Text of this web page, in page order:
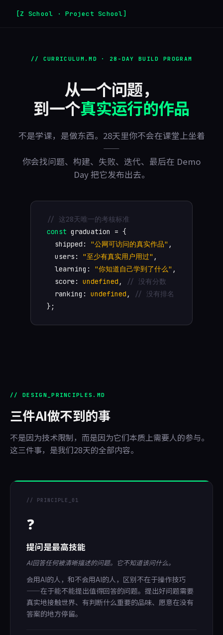
[Z School · Project School]
// CURRICULUM.MD · 28-DAY BUILD PROGRAM
从一个问题，
到一个真实运行的作品
不是学课，是做东西。28天里你不会在课堂上坐着
——
你会找问题、构建、失败、迭代、最后在 Demo
Day 把它发布出去。
// 这28天唯一的考核标准
const graduation = {
shipped: "公网可访问的真实作品" ,
users: "至少有真实用户用过" ,
learning: "你知道自己学到了什么" ,
score: undefined ,
// 没有分数
ranking: undefined ,
// 没有排名
};
// DESIGN_PRINCIPLES.MD
三件AI做不到的事
不是因为技术限制，而是因为它们本质上需要人的参与。
这三件事，是我们28天的全部内容。
// PRINCIPLE_01
❓
提问是最高技能
AI回答任何被清晰描述的问题。它不知道该问什么。
会用AI的人，和不会用AI的人，区别不在于操作技巧
——在于能不能提出值得回答的问题。提出好问题需要
真实地接触世界、有判断什么重要的品味、愿意在没有
答案的地方停留。